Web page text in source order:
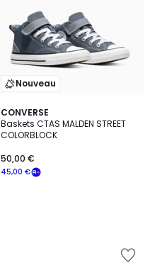
Nouveau
CONVERSE
Baskets CTAS MALDEN STREET
COLORBLOCK
45,00 €
50,00 €